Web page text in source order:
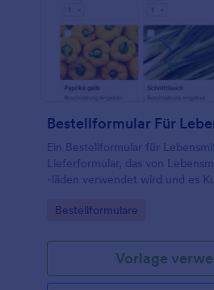
Bestellformular Für
Ein Bestellformular für
Lieferformular, das von
-läden verwendet wird und es
einem Lieferdienst geliefert wird.
Go to Category:
Bestellformulare
Vorlage